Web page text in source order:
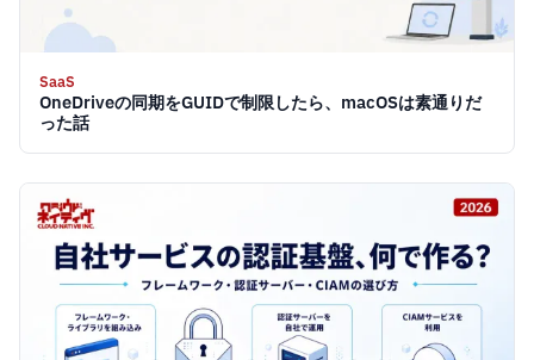
SaaS
OneDriveの同期をGUIDで制限したら、macOSは素通りだ
った話